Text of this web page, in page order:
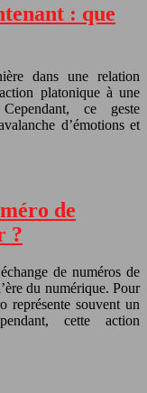
: que
dans une relation
platonique à une
ce geste
d’émotions et
de
?
de numéros de
du numérique. Pour
représente souvent un
cette action